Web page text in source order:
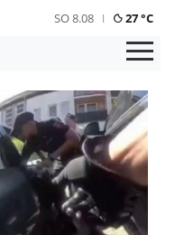
SO 8.08 27 °C